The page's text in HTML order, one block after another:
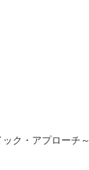
ク・アプローチ～